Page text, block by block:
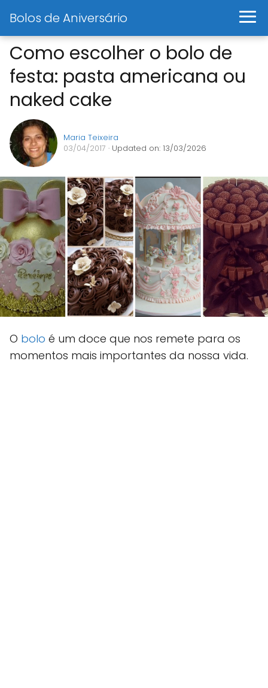
Bolos de Aniversário
Como escolher o bolo de
festa: pasta americana ou
naked cake
Maria Teixeira
03/04/2017 · Updated on: 13/03/2026
O bolo é um doce que nos remete para os
momentos mais importantes da nossa vida.